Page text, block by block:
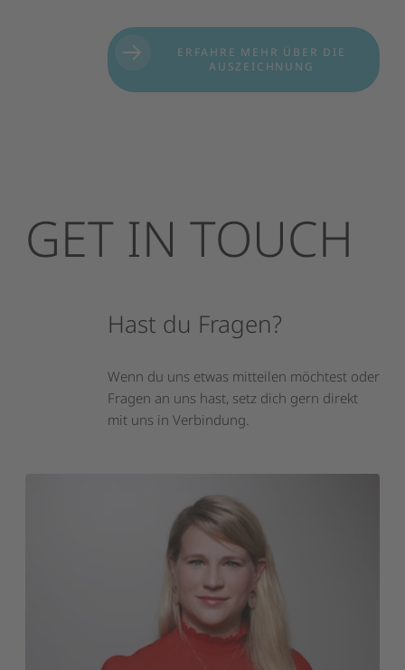
ERFAHRE MEHR ÜBER DIE
AUSZEICHNUNG
GET IN TOUCH
Hast du Fragen?
Wenn du uns etwas mitteilen möchtest oder
Fragen an uns hast, setz dich gern direkt
mit uns in Verbindung.